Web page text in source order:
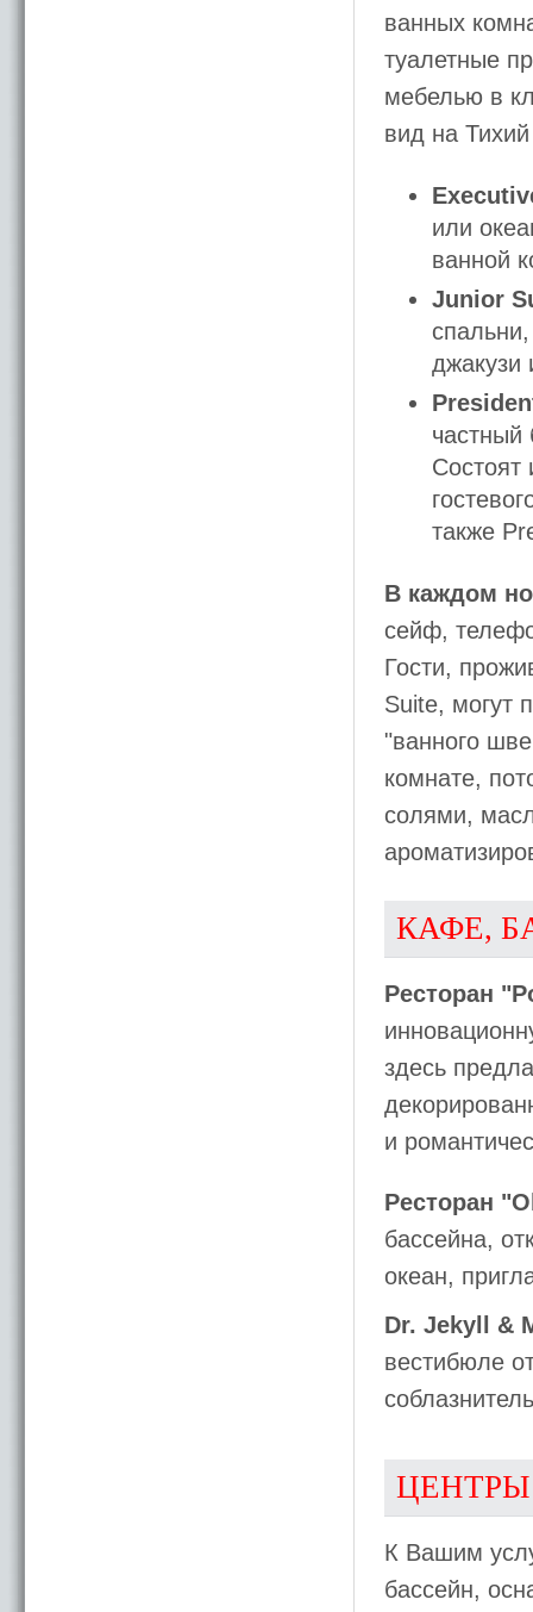
ванных
туалетные
мебелью в
вид на
или
ванной
Junior
джакузи
частный
Состоят
также
В каждом
сейф,
Гости,
Suite, могут
"ванного
комнате,
солями,
КАФЕ,
Ресторан
здесь
и
Ресторан
бассейна,
океан,
Dr. Jekyll &
вестибюле
К Вашим
бассейн,